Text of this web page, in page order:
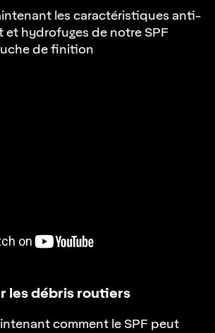
les caractéristiques anti-
et hydrofuges de notre SPF
de finition
les débris routiers
comment le SPF peut